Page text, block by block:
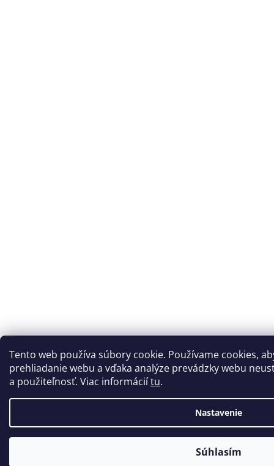
Tento web používa súbory cookie. Používame cookies,
prehliadanie webu a vďaka analýze prevádzky webu
a použiteľnosť. Viac informáciítu.
Nastavenie
Súhlasím